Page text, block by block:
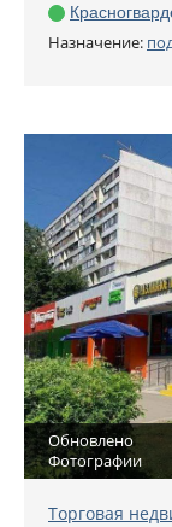
Назначение:
Обновлено
Фотографии
Торговая